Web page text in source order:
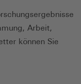
Arbeit,
können Sie